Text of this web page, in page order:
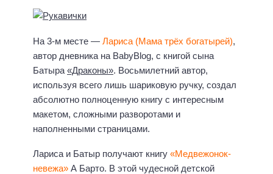
На 3-м месте — Лариса (Мама трёх богатырей),
автор дневника на BabyBlog, с книгой сына
Батыра«Драконы». Восьмилетний автор,
используя всего лишь шариковую ручку, создал
абсолютно полноценную книгу с интересным
макетом, сложными разворотами и
наполненными страницами.
Лариса и Батыр получают книгу «Медвежонок-
невежа» А Барто. В этой чудесной детской